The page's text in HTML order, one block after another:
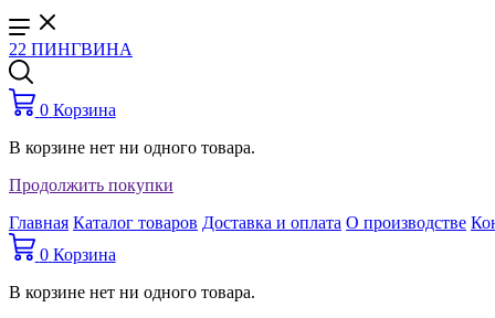
22 ПИНГВИНА
0 Корзина
В корзине нет ни одного товара.
Продолжить покупки
Главная Каталог товаров Доставка и оплата О производстве
0 Корзина
В корзине нет ни одного товара.